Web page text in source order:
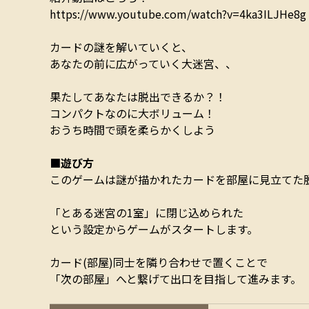
https://www.youtube.com/watch?v=4ka3ILJHe8g
カードの謎を解いていくと、
あなたの前に広がっていく大迷宮、、
果たしてあなたは脱出できるか？！
コンパクトなのに大ボリューム！
おうち時間で頭を柔らかくしよう
■遊び方
このゲームは謎が描かれたカードを部屋に見立てた
「とある迷宮の1室」に閉じ込められた
という設定からゲームがスタートします。
カード(部屋)同士を隣り合わせで置くことで
「次の部屋」へと繋げて出口を目指して進みます。